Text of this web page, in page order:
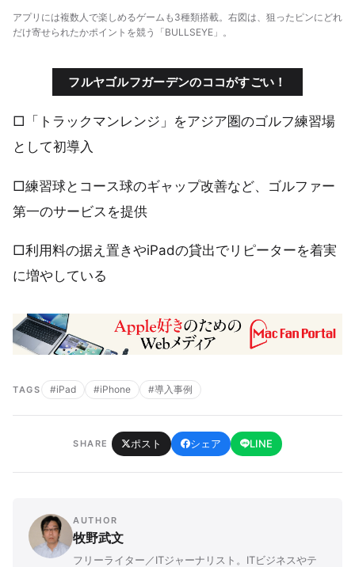
アプリには複数人で楽しめるゲームも3種類搭載。右図は、狙ったピンにどれ
だけ寄せられたかポイントを競う「BULLSEYE」。
フルヤゴルフガーデンのココがすごい！
□「トラックマンレンジ」をアジア圏のゴルフ練習場
として初導入
□練習球とコース球のギャップ改善など、ゴルファー
第一のサービスを提供
□利用料の据え置きやiPadの貸出でリピーターを着実
に増やしている
TAGS #iPad #iPhone #導入事例
SHARE ポスト シェア LINE
AUTHOR
牧野武文
フリーライター／ITジャーナリスト。ITビジネスやテ